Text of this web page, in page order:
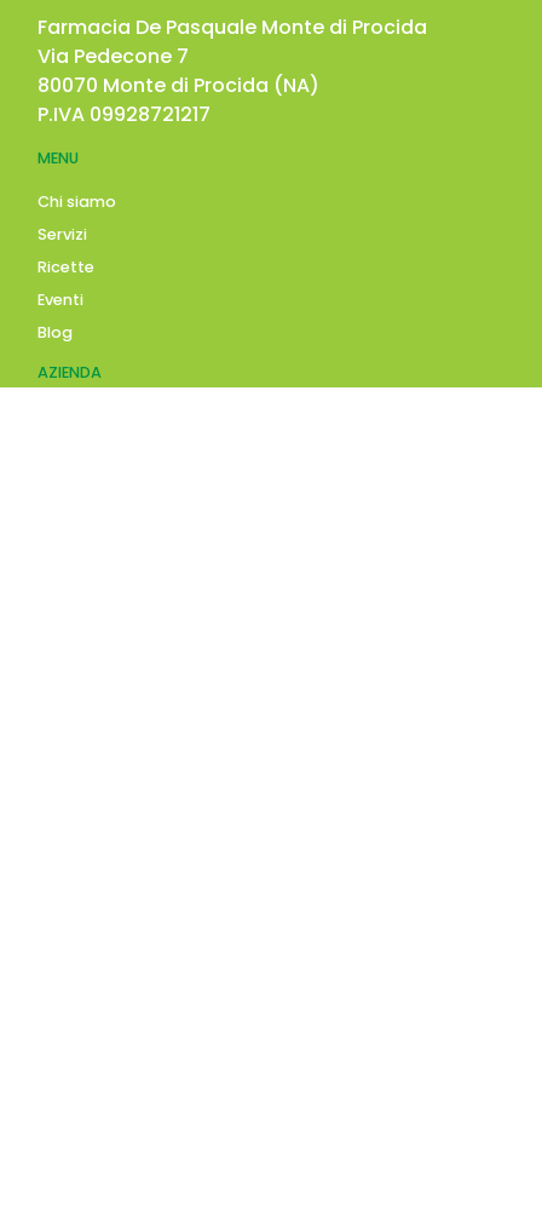
Farmacia De Pasquale Monte di Procida
Via Pedecone 7
80070 Monte di Procida (NA)
P.IVA 09928721217
MENU
Chi siamo
Servizi
Ricette
Eventi
Blog
AZIENDA